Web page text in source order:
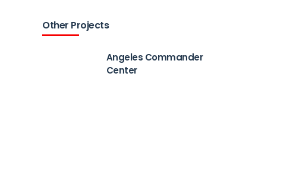
Other Projects
Angeles Commander
Center